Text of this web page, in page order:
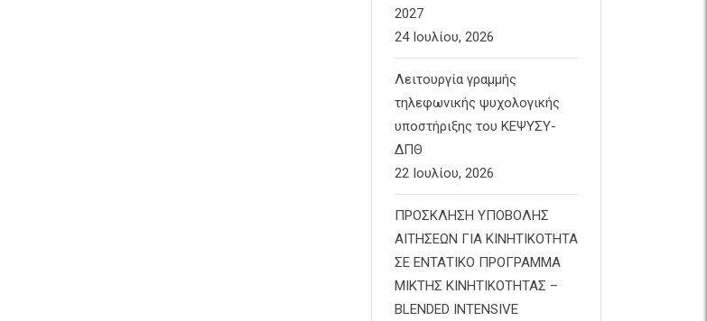
2027
24 Ιουλίου, 2026
Λειτουργία γραμμής
τηλεφωνικής ψυχολογικής
υποστήριξης του ΚΕΨΥΣΥ-
ΔΠΘ
22 Ιουλίου, 2026
ΠΡΟΣΚΛΗΣΗ ΥΠΟΒΟΛΗΣ
ΑΙΤΗΣΕΩΝ ΓΙΑ ΚΙΝΗΤΙΚΟΤΗΤΑ
ΣΕ ΕΝΤΑΤΙΚΟ ΠΡΟΓΡΑΜΜΑ
ΜΙΚΤΗΣ ΚΙΝΗΤΙΚΟΤΗΤΑΣ –
BLENDED INTENSIVE